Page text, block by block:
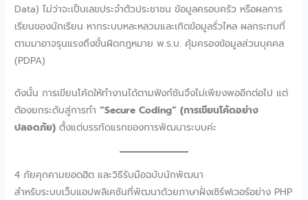
Data) ไม่ว่าจะเป็นเลขประจำตัวประชาชน ข้อมูลครอบครัว หรือผลการ
เรียนของนักเรียน หากระบบหละหลวมและเกิดข้อมูลรั่วไหล ผลกระทบที่
ตามมาอาจรุนแรงถึงขั้นผิดกฎหมาย พ.ร.บ. คุ้มครองข้อมูลส่วนบุคคล
(PDPA)
ดังนั้น การเขียนโค้ดให้ทำงานได้ตามฟังก์ชันจึงไม่เพียงพออีกต่อไป แต่
ต้องยกระดับสู่การทำ“Secure Coding” (การเขียนโค้ดอย่าง
ปลอดภัย) ตั้งแต่บรรทัดแรกของการพัฒนาระบบค่ะ
4 ภัยคุกคามยอดฮิต และวิธีรับมือฉบับนักพัฒนา
สำหรับระบบเว็บแอปพลิเคชันที่พัฒนาด้วยภาษาฝั่งเซิร์ฟเวอร์อย่าง PHP